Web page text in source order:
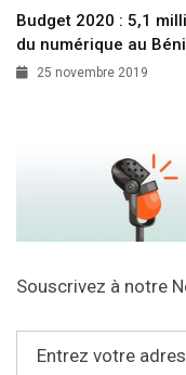
Budget 2020 : 5,1
du numérique au
25 novembre 2019
Souscrivez à notre